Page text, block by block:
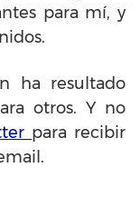
para mí, y
ha resultado
otros. Y no
para recibir